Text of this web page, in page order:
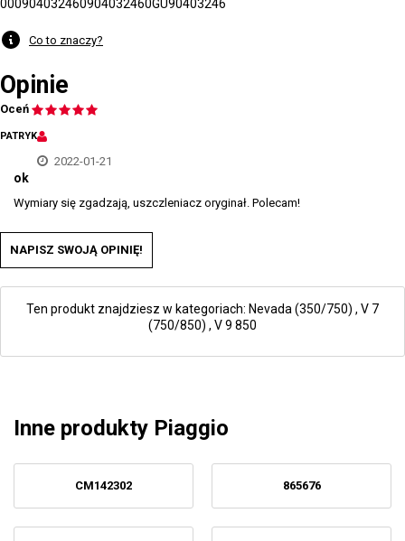
000904032460904032460GU90403246
Co to znaczy?
Opinie
Oceń
PATRYK
2022-01-21
ok
Wymiary się zgadzają, uszczleniacz oryginał. Polecam!
NAPISZ SWOJĄ OPINIĘ!
Ten produkt znajdziesz w kategoriach: Nevada (350/750) , V 7
(750/850) , V 9 850
Inne produkty Piaggio
CM142302 865676